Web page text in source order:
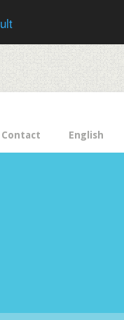
Contact English